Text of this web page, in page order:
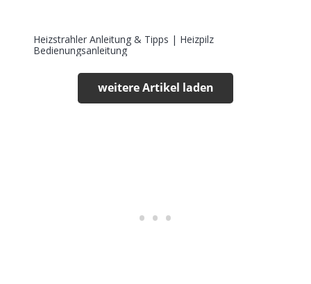
Heizstrahler Anleitung & Tipps | Heizpilz
Bedienungsanleitung
weitere Artikel laden